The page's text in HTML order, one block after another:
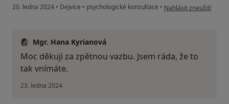
20. ledna 2024 • Dejvice • psychologické konzultace • podle názoru uživatele
Nahlásit zneužití
Mgr. Hana Kyrianová
Moc děkuji za zpětnou vazbu. Jsem ráda, že to
tak vnímáte.
23. ledna 2024